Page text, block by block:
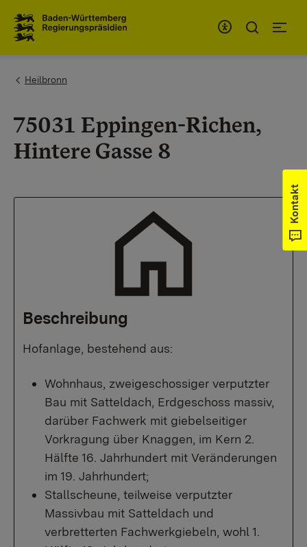
You are here:
Heilbronn
75031 Eppingen-Richen,
Hintere Gasse 8
Beschreibung
Hofanlage, bestehend aus:
Wohnhaus, zweigeschossiger verputzter
Bau mit Satteldach, Erdgeschoss massiv,
darüber Fachwerk mit giebelseitiger
Vorkragung über Knaggen, im Kern 2.
Hälfte 16. Jahrhundert mit Veränderungen
im 19. Jahrhundert;
Stallscheune, teilweise verputzter
Massivbau mit Satteldach und
verbretterten Fachwerkgiebeln, wohl 1.
Kontakt